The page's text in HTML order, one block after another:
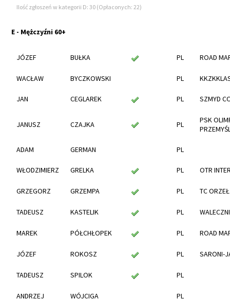
Ilość zgłoszeń w kategorii D: 30 (Opłaconych: 22)
E - Mężczyźni 60+
JÓZEF BUŁKA PL ROAD
WACŁAW BYCZKOWSKI PL
JAN CEGLAREK PL SZMYD
JANUSZ CZAJKA PL
PSK
ADAM GERMAN PL
WŁODZIMIERZ GRELKA PL OTR
GRZEGORZ GRZEMPA PL TC
TADEUSZ KASTELIK PL
MAREK PÓŁCHŁOPEK PL ROAD
JÓZEF ROKOSZ PL SARONI-
TADEUSZ SPILOK PL
ANDRZEJ WÓJCIGA PL